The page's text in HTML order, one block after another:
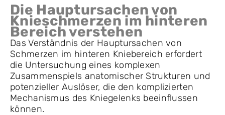
Die Hauptursachen von
Knieschmerzen im hinteren
Bereich verstehen
Das Verständnis der Hauptursachen von
Schmerzen im hinteren Kniebereich erfordert
die Untersuchung eines komplexen
Zusammenspiels anatomischer Strukturen und
potenzieller Auslöser, die den komplizierten
Mechanismus des Kniegelenks beeinflussen
können.